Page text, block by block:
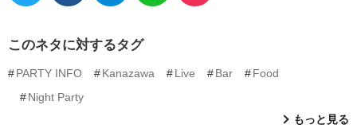
このネタに対するタグ
PARTY INFO Kanazawa Live Bar
Food
Night Party
もっと見る